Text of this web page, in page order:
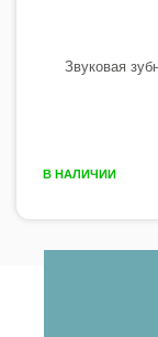
Звуковая
В НАЛИЧИИ